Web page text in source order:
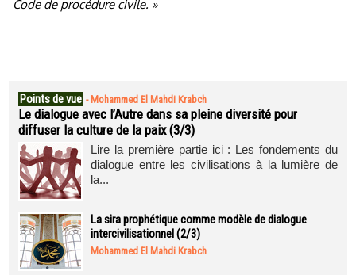
Code de procédure civile. »
Points de vue - Mohammed El Mahdi Krabch
Le dialogue avec l’Autre dans sa pleine diversité pour
diffuser la culture de la paix (3/3)
Lire la première partie ici : Les fondements du
dialogue entre les civilisations à la lumière de
la...
La sira prophétique comme modèle de dialogue
intercivilisationnel (2/3)
Mohammed El Mahdi Krabch